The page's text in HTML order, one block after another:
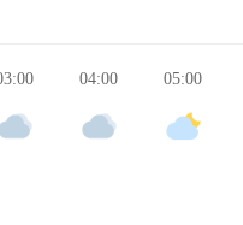
04:00 05:00